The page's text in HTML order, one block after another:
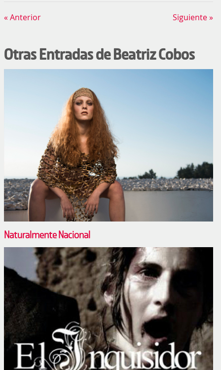
« Anterior Siguiente »
Otras Entradas de Beatriz Cobos
Naturalmente Nacional